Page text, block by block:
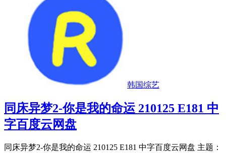
韩国综艺
同床异梦2-你是我的命运 210125 E181 中
字百度云网盘
同床异梦2-你是我的命运 210125 E181 中字百度云网盘 主题：